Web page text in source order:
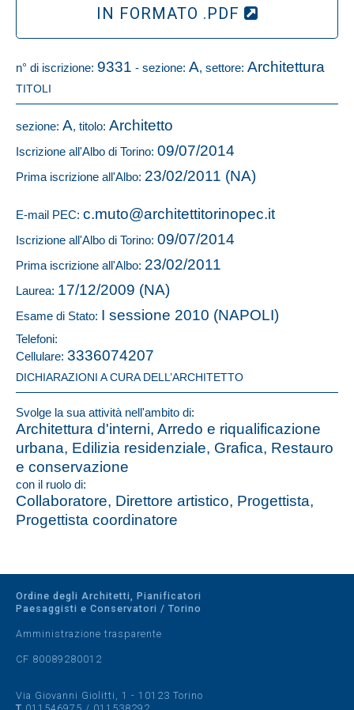
IN FORMATO .PDF
n° di iscrizione: 9331 - sezione: A, settore: Architettura
TITOLI
sezione: A, titolo: Architetto
Iscrizione all'Albo di Torino: 09/07/2014
Prima iscrizione all'Albo: 23/02/2011 (NA)
E-mail PEC: c.muto@architettitorinopec.it
Iscrizione all'Albo di Torino: 09/07/2014
Prima iscrizione all'Albo: 23/02/2011
Laurea: 17/12/2009 (NA)
Esame di Stato: I sessione 2010 (NAPOLI)
Telefoni:
Cellulare: 3336074207
DICHIARAZIONI A CURA DELL’ARCHITETTO
Svolge la sua attività nell'ambito di:
Architettura d'interni, Arredo e riqualificazione
urbana, Edilizia residenziale, Grafica, Restauro
e conservazione
con il ruolo di:
Collaboratore, Direttore artistico, Progettista,
Progettista coordinatore
Ordine degli Architetti, Pianificatori
Paesaggisti e Conservatori / Torino
Amministrazione trasparente
CF 80089280012
Via Giovanni Giolitti, 1 - 10123 Torino